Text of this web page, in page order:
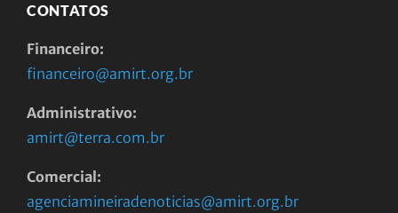
CONTATOS
Financeiro:
financeiro@amirt.org.br
Administrativo:
amirt@terra.com.br
Comercial:
agenciamineiradenoticias@amirt.org.br